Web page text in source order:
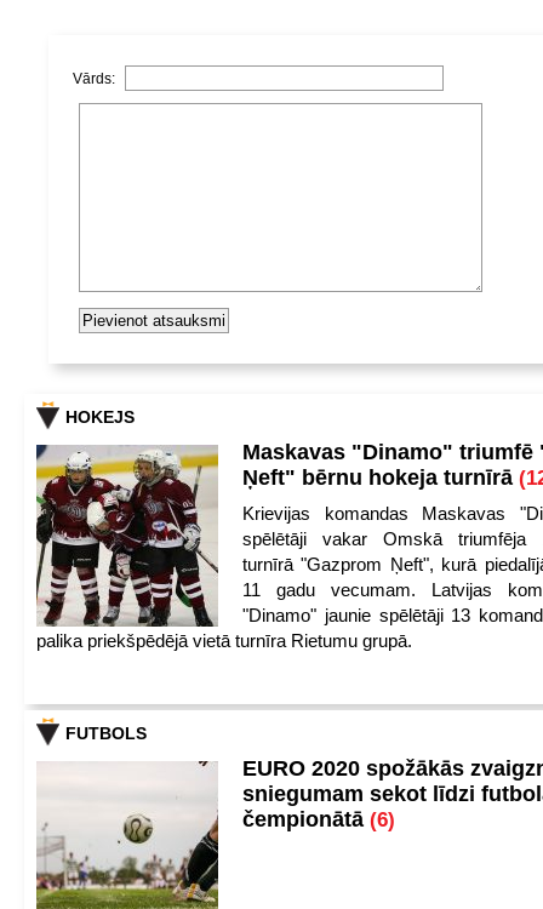
Vārds:
HOKEJS
Maskavas "Dinamo" triumfē
Ņeft" bērnu hokeja turnīrā
Krievijas komandas Maskavas
spēlētāji vakar Omskā triumfēja
turnīrā "Gazprom Ņeft", kurā
11 gadu vecumam. Latvijas
"Dinamo" jaunie spēlētāji 13
palika priekšpēdējā vietā turnīra Rietumu grupā.
FUTBOLS
EURO 2020 spožākās
sniegumam sekot līdzi
čempionātā (6)